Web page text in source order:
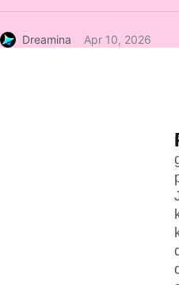
Dreamina Apr 10, 2026